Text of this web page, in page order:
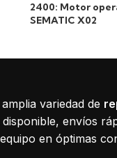
2400: Motor
SEMATIC X02
variedad de
envíos
en óptimas